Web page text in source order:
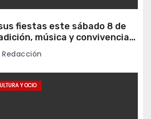
fiestas este sábado 8 de
música y convivencia
Redacción
Y OCIO